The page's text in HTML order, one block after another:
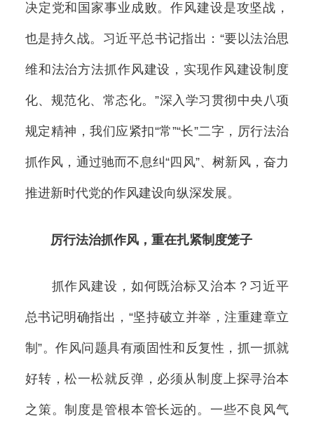
决定党和国家事业成败。作风建设是攻坚战，
也是持久战。习近平总书记指出：“要以法治思
维和法治方法抓作风建设，实现作风建设制度
化、规范化、常态化。”深入学习贯彻中央八项
规定精神，我们应紧扣“常”“长”二字，厉行法治
抓作风，通过驰而不息纠“四风”、树新风，奋力
推进新时代党的作风建设向纵深发展。
厉行法治抓作风，重在扎紧制度笼子
抓作风建设，如何既治标又治本？习近平
总书记明确指出，“坚持破立并举，注重建章立
制”。作风问题具有顽固性和反复性，抓一抓就
好转，松一松就反弹，必须从制度上探寻治本
之策。制度是管根本管长远的。一些不良风气